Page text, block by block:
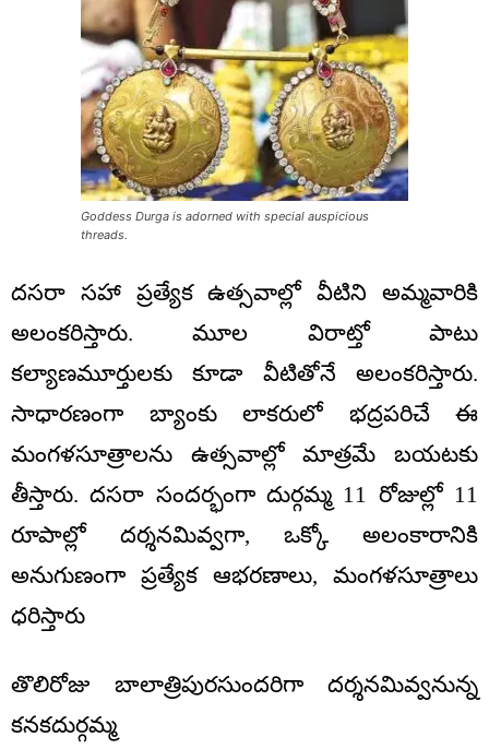
Goddess Durga is adorned with special auspicious
threads.
దసరా సహా ప్రత్యేక ఉత్సవాల్లో వీటిని అమ్మవారికి
అలంకరిస్తారు. మూల విరాట్తో పాటు
కల్యాణమూర్తులకు కూడా వీటితోనే అలంకరిస్తారు.
సాధారణంగా బ్యాంకు లాకరులో భద్రపరిచే ఈ
మంగళసూత్రాలను ఉత్సవాల్లో మాత్రమే బయటకు
తీస్తారు. దసరా సందర్భంగా దుర్గమ్మ 11 రోజుల్లో 11
రూపాల్లో దర్శనమివ్వగా, ఒక్కో అలంకారానికి
అనుగుణంగా ప్రత్యేక ఆభరణాలు, మంగళసూత్రాలు
ధరిస్తారు
తొలిరోజు బాలాత్రిపురసుందరిగా దర్శనమివ్వనున్న
కనకదుర్గమ్మ